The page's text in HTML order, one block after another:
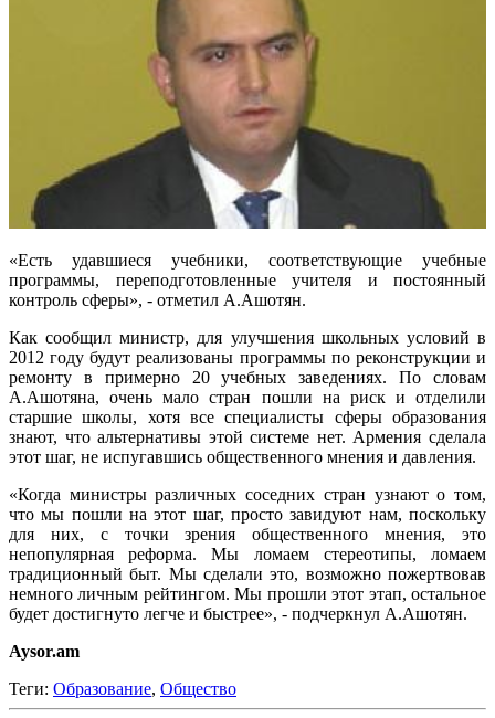
«Есть удавшиеся учебники, соответствующие учебные
программы, переподготовленные учителя и постоянный
контроль сферы», - отметил А.Ашотян.
Как сообщил министр, для улучшения школьных условий в
2012 году будут реализованы программы по реконструкции и
ремонту в примерно 20 учебных заведениях. По словам
А.Ашотяна, очень мало стран пошли на риск и отделили
старшие школы, хотя все специалисты сферы образования
знают, что альтернативы этой системе нет. Армения сделала
этот шаг, не испугавшись общественного мнения и давления.
«Когда министры различных соседних стран узнают о том,
что мы пошли на этот шаг, просто завидуют нам, поскольку
для них, с точки зрения общественного мнения, это
непопулярная реформа. Мы ломаем стереотипы, ломаем
традиционный быт. Мы сделали это, возможно пожертвовав
немного личным рейтингом. Мы прошли этот этап, остальное
будет достигнуто легче и быстрее», - подчеркнул А.Ашотян.
Aysor.am
Теги: Образование, Общество